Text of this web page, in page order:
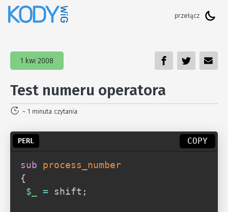
1 kwi 2008
Test numeru operatora
~ 1 minuta czytania
COPY
sub process_number
{
$_
= shift ;